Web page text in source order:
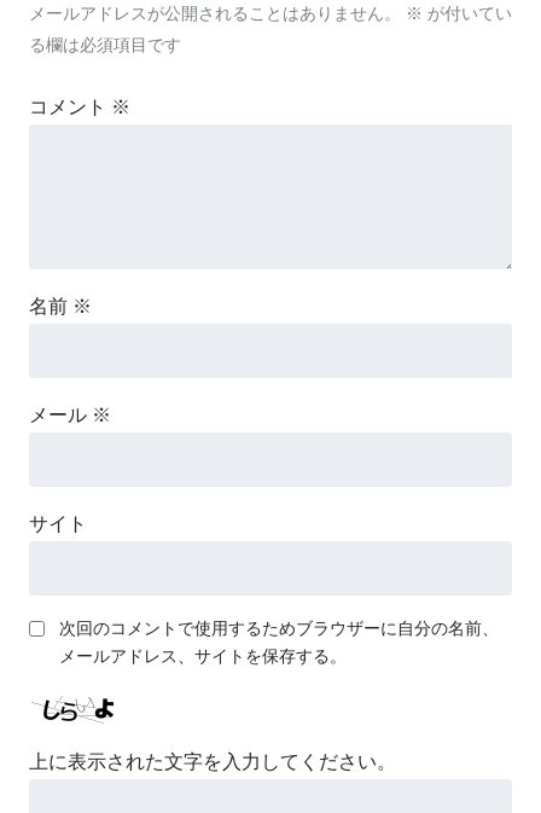
メールアドレスが公開されることはありません。 ※ が付いてい
る欄は必須項目です
コメント ※
名前 ※
メール ※
サイト
次回のコメントで使用するためブラウザーに自分の名前、
メールアドレス、サイトを保存する。
上に表示された文字を入力してください。